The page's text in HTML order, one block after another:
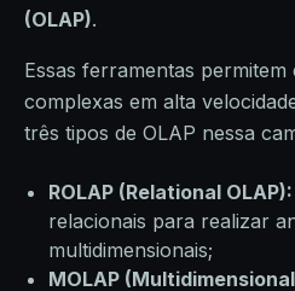
(OLAP).
Essas ferramentas
complexas em alta
três tipos de OLAP nessa
ROLAP (Relational OLAP):
relacionais para realizar
multidimensionais;
MOLAP